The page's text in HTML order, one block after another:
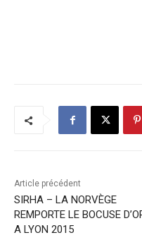
Article précédent
SIRHA – LA NORVÈGE
REMPORTE LE BOCUSE
A LYON 2015